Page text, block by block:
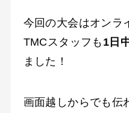
今回の大会はオンラ
TMCスタッフも 1日
ました！
画面越しからでも伝